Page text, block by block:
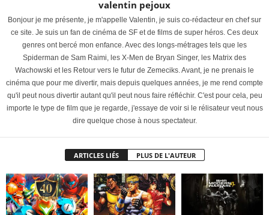
valentin pejoux
Bonjour je me présente, je m'appelle Valentin, je suis co-rédacteur en chef sur
ce site. Je suis un fan de cinéma de SF et de films de super héros. Ces deux
genres ont bercé mon enfance. Avec des longs-métrages tels que les
Spiderman de Sam Raimi, les X-Men de Bryan Singer, les Matrix des
Wachowski et les Retour vers le futur de Zemeciks. Avant, je ne prenais le
cinéma que pour me divertir, mais depuis quelques années, je me rend compte
qu'il peut nous divertir autant qu'il peut nous faire réfléchir. C'est pour cela, peu
importe le type de film que je regarde, j'essaye de voir si le rélisateur veut nous
dire quelque chose à nous spectateur.
ARTICLES LIÉS PLUS DE L'AUTEUR